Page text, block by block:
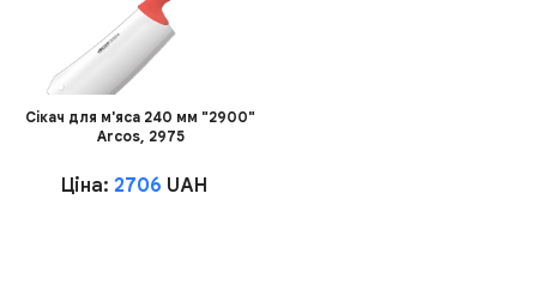
Сікач для м'яса 240 мм "2900"
Arcos, 2975
Ціна: 2706 UAH